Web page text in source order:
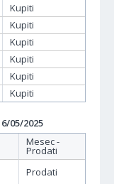
Kupiti
Kupiti
Kupiti
Kupiti
Kupiti
Kupiti
05/2025
Mesec -
Prodati
Prodati